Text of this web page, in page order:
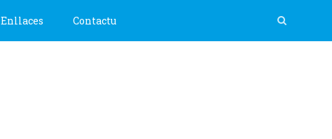
Enllaces Contactu